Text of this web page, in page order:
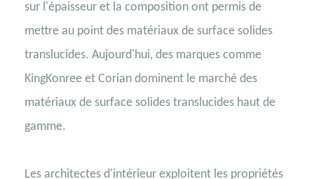
sur l'épaisseur et la composition ont permis de
mettre au point des matériaux de surface solides
translucides. Aujourd'hui, des marques comme
KingKonree et Corian dominent le marché des
matériaux de surface solides translucides haut de
gamme.
Les architectes d'intérieur exploitent les propriétés